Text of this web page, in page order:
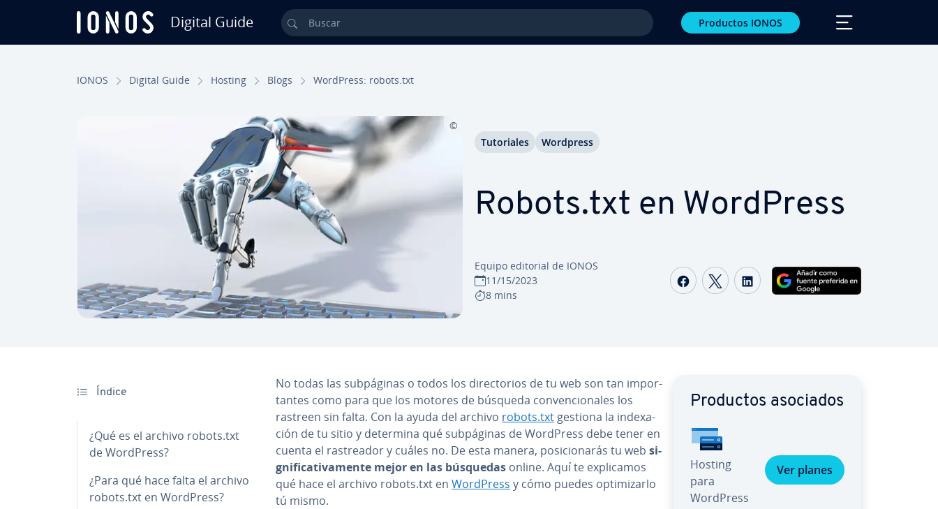
Digital Guide Buscar Productos IONOS
IONOS Digital Guide Hosting Blogs WordPress: robots.txt
Robots.txt en WordPress
Equipo editorial de IONOS
11/15/2023
8 mins
Compartir Facebook
Compartir Twitter
Compartir LinkedIn
Tu­to­ria­les Wordpress
Índice
¿Qué es el archivo robots.txt
de WordPress?
¿Para qué hace falta el archivo
robots.txt en WordPress?
No todas las su­b­pá­gi­nas o todos los di­re­c­to­rios de tu web son tan im­po­r­
ta­n­tes como para que los motores de búsqueda co­n­ve­n­cio­na­les los
rastreen sin falta. Con la ayuda del archivo robots.txt gestiona la in­de­xa­
ción de tu sitio y determina qué su­b­pá­gi­nas de WordPress debe tener en
cuenta el ra­s­trea­dor y cuáles no. De esta manera, po­si­cio­na­rás tu web si­
g­ni­fi­ca­ti­va­me­n­te mejor en las búsquedas online. Aquí te ex­pli­ca­mos
qué hace el archivo robots.txt en WordPress y cómo puedes op­ti­mi­zar­lo
tú mismo.
Productos asociados
Hosting
para
WordPress
Ver planes